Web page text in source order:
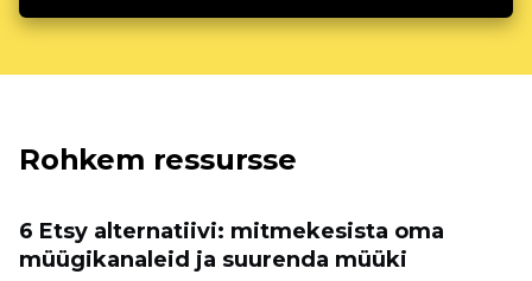
Rohkem ressursse
6 Etsy alternatiivi: mitmekesista oma
müügikanaleid ja suurenda müüki